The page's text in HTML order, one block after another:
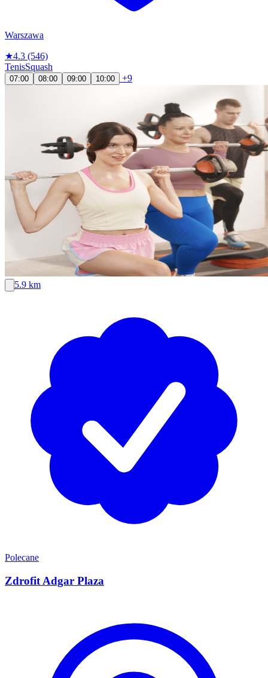
Warszawa
★4.3 (546)
TenisSquash
07:00 08:00 09:00 10:00 +9
5.9 km
Polecane
Zdrofit Adgar Plaza